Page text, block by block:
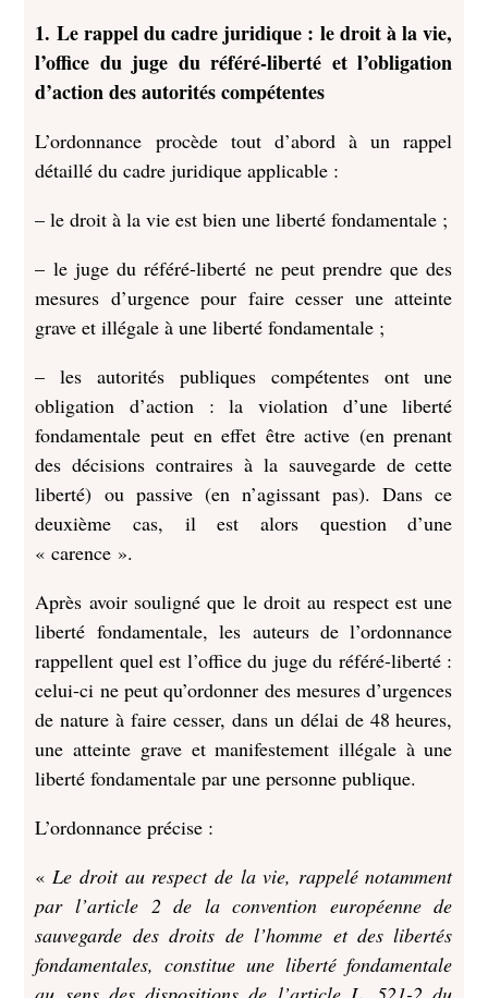
1. Le rappel du cadre juridique : le droit à la vie,
l’office du juge du référé-liberté et l’obligation
d’action des autorités compétentes
L’ordonnance procède tout d’abord à un rappel
détaillé du cadre juridique applicable :
– le droit à la vie est bien une liberté fondamentale ;
– le juge du référé-liberté ne peut prendre que des
mesures d’urgence pour faire cesser une atteinte
grave et illégale à une liberté fondamentale ;
– les autorités publiques compétentes ont une
obligation d’action : la violation d’une liberté
fondamentale peut en effet être active (en prenant
des décisions contraires à la sauvegarde de cette
liberté) ou passive (en n’agissant pas). Dans ce
deuxième cas, il est alors question d’une
« carence ».
Après avoir souligné que le droit au respect est une
liberté fondamentale, les auteurs de l’ordonnance
rappellent quel est l’office du juge du référé-liberté :
celui-ci ne peut qu’ordonner des mesures d’urgences
de nature à faire cesser, dans un délai de 48 heures,
une atteinte grave et manifestement illégale à une
liberté fondamentale par une personne publique.
L’ordonnance précise :
«Le droit au respect de la vie, rappelé notamment
par l’article 2 de la convention européenne de
sauvegarde des droits de l’homme et des libertés
fondamentales, constitue une liberté fondamentale